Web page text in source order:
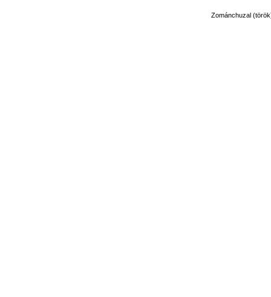
Zománchuzal